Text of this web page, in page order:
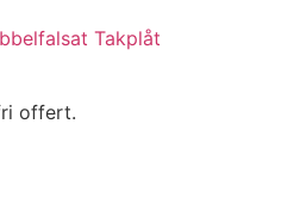
Takplåt
offert.